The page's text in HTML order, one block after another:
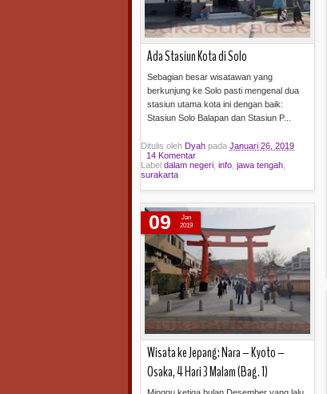
Ada Stasiun Kota di Solo
Sebagian besar wisatawan yang
berkunjung ke Solo pasti mengenal dua
stasiun utama kota ini dengan baik:
Stasiun Solo Balapan dan Stasiun P...
Ditulis oleh Dyah pada Januari 26, 2019
14 Komentar
Label dalam negeri info jawa tengah
surakarta
Wisata ke Jepang: Nara – Kyoto –
Osaka, 4 Hari 3 Malam (Bag. 1)
09
Jan
2019